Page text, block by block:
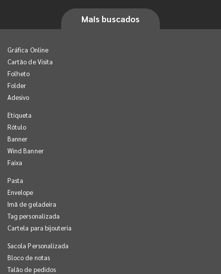
Mais buscados
Gráfica Online
Cartão de Visita
Folheto
Folder
Adesivo
Etiqueta
Rótulo
Banner
Wind Banner
Faixa
Pasta
Envelope
Imã de geladeira
Tag personalizada
Cartela para bijouteria
Sacola Personalizada
Bloco de notas
Talão de pedidos